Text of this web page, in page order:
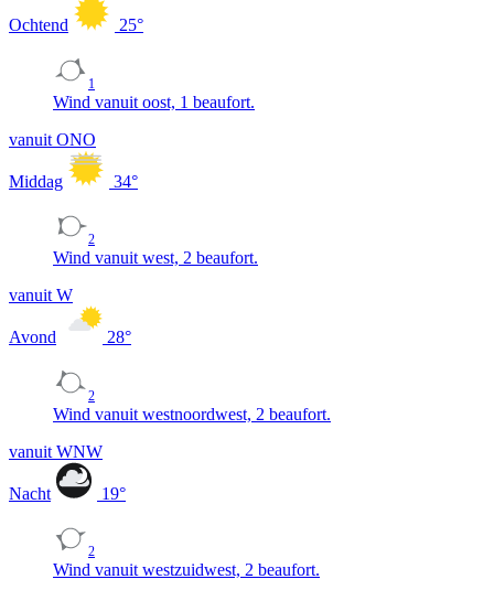
Ochtend 25°
1
Wind vanuit oost, 1 beaufort.
vanuit ONO
Middag 34°
2
Wind vanuit west, 2 beaufort.
vanuit W
Avond 28°
2
Wind vanuit westnoordwest, 2 beaufort.
vanuit WNW
Nacht 19°
2
Wind vanuit westzuidwest, 2 beaufort.